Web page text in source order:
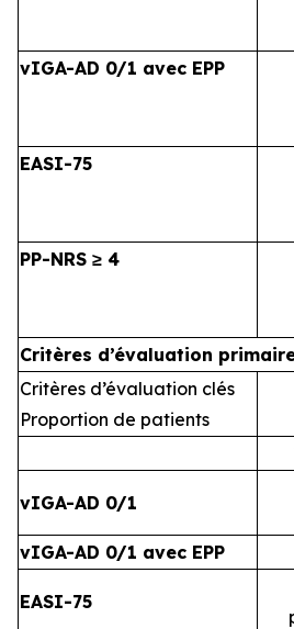
vIGA-AD 0/1 avec EPP
EASI-75
PP-NRS ≥ 4
Critères d’évaluation
Critères d’évaluation clés
Proportion de patients
vIGA-AD 0/1
vIGA-AD 0/1 avec EPP
EASI-75